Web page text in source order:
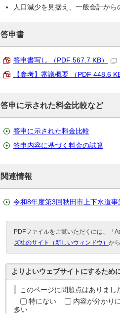
人口減少を見据え、一般会計か
答申書
答申書写し （PDF 567.7 KB）
【参考】審議概要 （PDF 448.6 KB
答申に示された料金比較など
答申に示された料金比較
答申内容に基づく料金の試算
関連情報
令和8年度第3回秋田市上下水道
PDFファイルをご覧いただくには、「
ズ社のサイト（新しいウィンドウ） か
よりよいウェブサイトにするため
このページに問題点はありまし
特にない
内容が分かり
多い